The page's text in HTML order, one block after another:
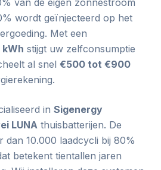
van de eigen zonnestroom
wordt geïnjecteerd op het
Met een
stijgt uw zelfconsumptie
al snel €500 tot €900
in Sigenergy
LUNA thuisbatterijen. De
dan 10.000 laadcycli bij 80%
betekent tientallen jaren